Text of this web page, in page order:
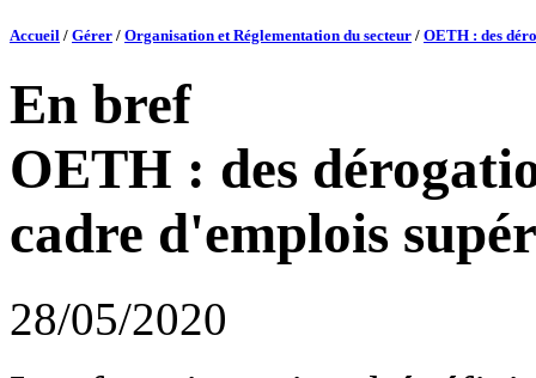
Accueil / Gérer / Organisation et Réglementation du secteur / OETH : des
En bref
OETH : des
cadre d'emplois
28/05/2020